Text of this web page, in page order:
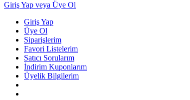
Giriş Yap veya Üye Ol
Giriş Yap
Üye Ol
Siparişlerim
Favori Listelerim
Satıcı Sorularım
İndirim Kuponlarım
Üyelik Bilgilerim